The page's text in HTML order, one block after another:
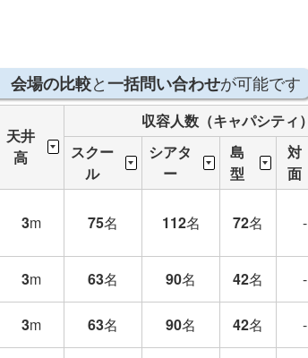
会場の比較と一括問い合わせが可能です
天井
高
収容人数（キャパシティ）
スクー
ル
シアタ
ー
島
型
対
面
3m 75名 112名 72名 -
3m 63名 90名 42名 -
3m 63名 90名 42名 -